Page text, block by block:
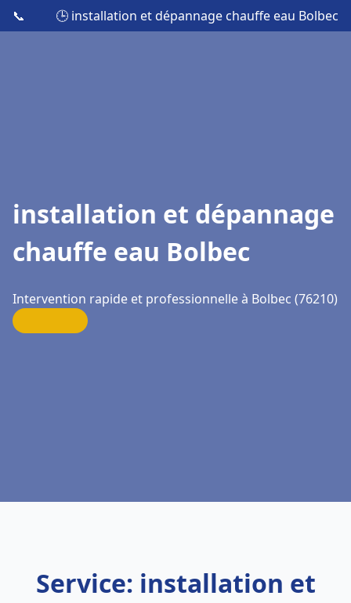
📞 🕒 installation et dépannage chauffe eau Bolbec
installation et dépannage
chauffe eau Bolbec
Intervention rapide et professionnelle à Bolbec (76210)
Service: installation et